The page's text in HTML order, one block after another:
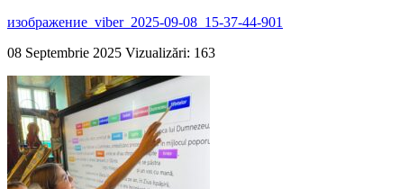
изображение_viber_2025-09-08_15-37-44-901
08 Septembrie 2025 Vizualizări: 163